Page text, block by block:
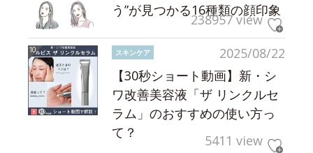
う”が見つかる16種類の顔印象
238957 view
2025/08/22
スキンケア
【30秒ショート動画】新・シ
ワ改善美容液「ザ リンクルセ
ラム」のおすすめの使い方っ
て？
5411 view